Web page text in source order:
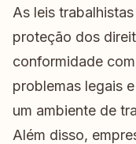
As leis
proteção dos
conformidade
problemas legais
um ambiente de
Além disso,